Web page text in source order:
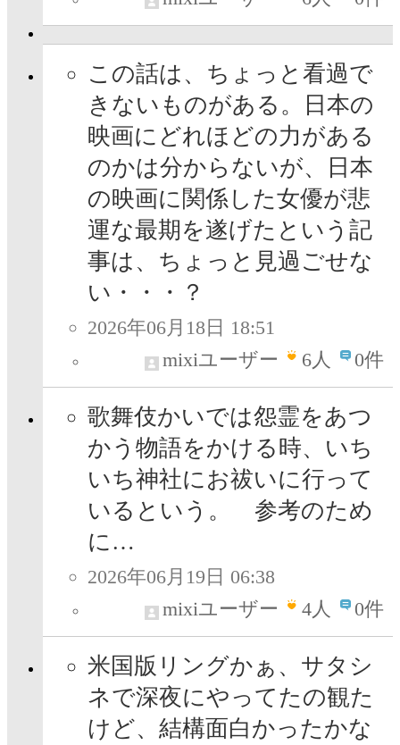
この話は、ちょっと看過で
きないものがある。日本の
映画にどれほどの力がある
のかは分からないが、日本
の映画に関係した女優が悲
運な最期を遂げたという記
事は、ちょっと見過ごせな
い・・・？
2026年06月18日 18:51
mixiユーザー
6人 0件
歌舞伎かいでは怨霊をあつ
かう物語をかける時、いち
いち神社にお祓いに行って
いるという。 参考のため
に…
2026年06月19日 06:38
mixiユーザー
4人 0件
米国版リングかぁ、サタシ
ネで深夜にやってたの観た
けど、結構面白かったかな